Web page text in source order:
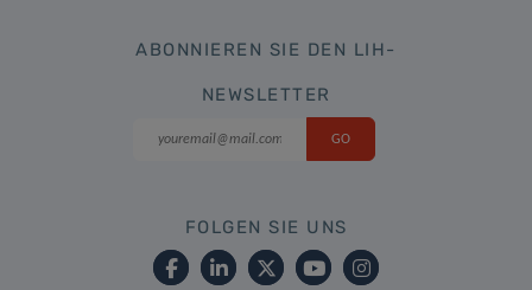
ABONNIEREN SIE DEN LIH-
NEWSLETTER
FOLGEN SIE UNS